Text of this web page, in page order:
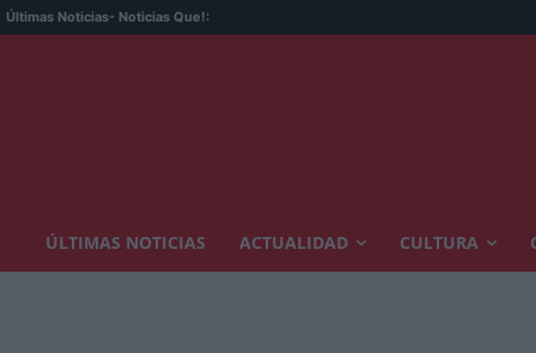
Últimas Noticias- Noticias Que!:
ÚLTIMAS NOTICIAS ACTUALIDAD CULTURA